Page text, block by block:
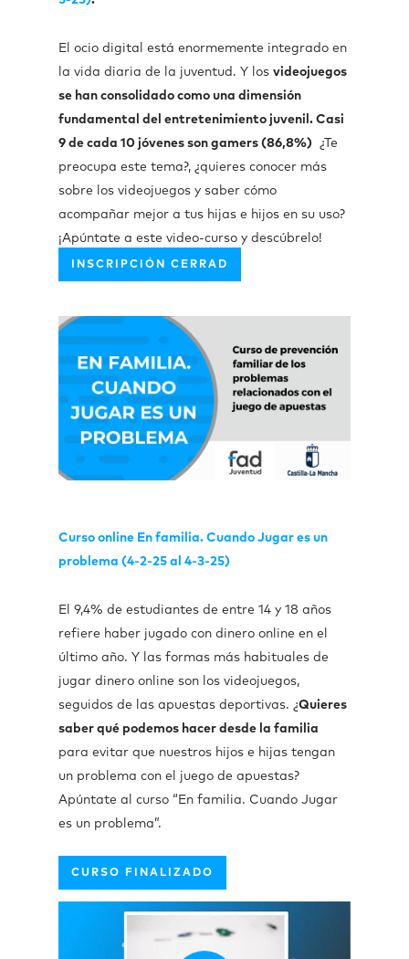
El ocio digital está enormemente integrado en
la vida diaria de la juventud. Y los videojuegos
se han consolidado como una dimensión
fundamental del entretenimiento juvenil. Casi
9 de cada 10 jóvenes son gamers (86,8%) ¿Te
preocupa este tema?, ¿quieres conocer más
sobre los videojuegos y saber cómo
acompañar mejor a tus hijas e hijos en su uso?
¡Apúntate a este video-curso y descúbrelo!
INSCRIPCIÓN CERRAD
Curso online En familia. Cuando Jugar es un
problema (4-2-25 al 4-3-25)
El 9,4% de estudiantes de entre 14 y 18 años
refiere haber jugado con dinero online en el
último año. Y las formas más habituales de
jugar dinero online son los videojuegos,
seguidos de las apuestas deportivas. ¿Quieres
saber qué podemos hacer desde la familia
para evitar que nuestros hijos e hijas tengan
un problema con el juego de apuestas?
Apúntate al curso “En familia. Cuando Jugar
es un problema”.
CURSO FINALIZADO